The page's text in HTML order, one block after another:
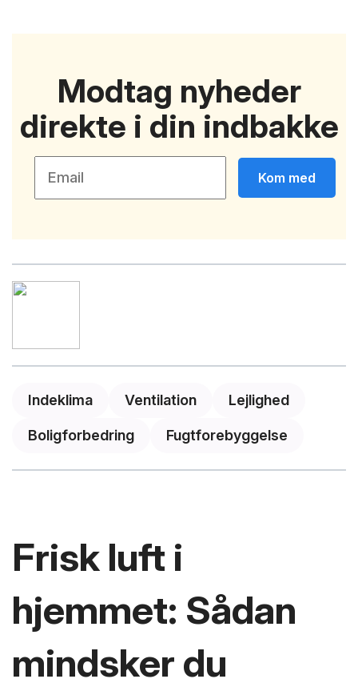
Indeklima Ventilation Lejlighed
Boligforbedring Fugtforebyggelse
Modtag nyheder
direkte i din indbakke
Kom med
Frisk luft i
hjemmet: Sådan
mindsker du